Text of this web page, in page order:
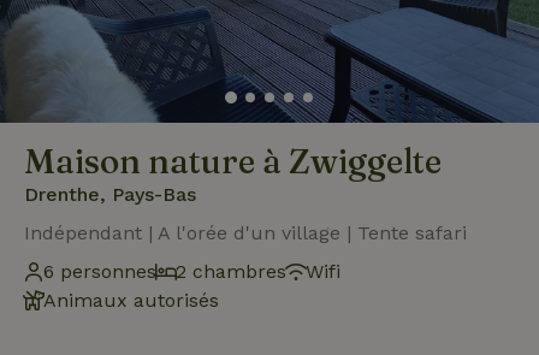
Maison nature à Zwiggelte
Drenthe, Pays-Bas
Indépendant | A l'orée d'un village | Tente safari
6 personnes
2 chambres
Wifi
Animaux autorisés